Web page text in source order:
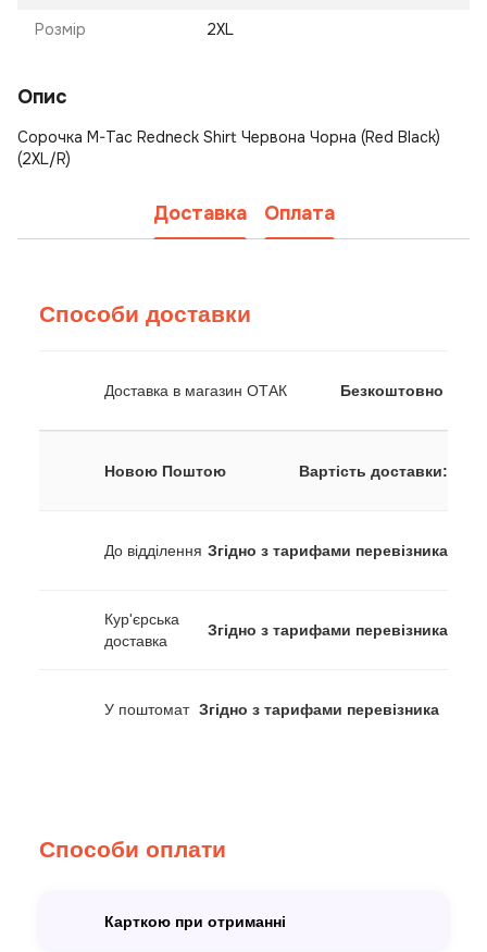
Розмір 2XL
Опис
Сорочка M-Tac Redneck Shirt Червона Чорна (Red Black)
(2XL/R)
Доставка Оплата
Способи доставки
Доставка в магазин ОТАК Безкоштовно
Новою Поштою Вартість доставки:
До відділення Згідно з тарифами перевізника
Кур'єрська
доставка
Згідно з тарифами перевізника
У поштомат Згідно з тарифами перевізника
Способи оплати
Карткою при отриманні